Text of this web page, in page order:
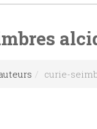
curie-